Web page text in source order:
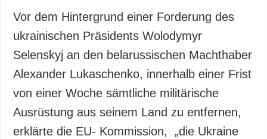
Vor dem Hintergrund einer Forderung des
ukrainischen Präsidents Wolodymyr
Selenskyj an den belarussischen Machthaber
Alexander Lukaschenko, innerhalb einer Frist
von einer Woche sämtliche militärische
Ausrüstung aus seinem Land zu entfernen,
erklärte die EU- Kommission, „die Ukraine